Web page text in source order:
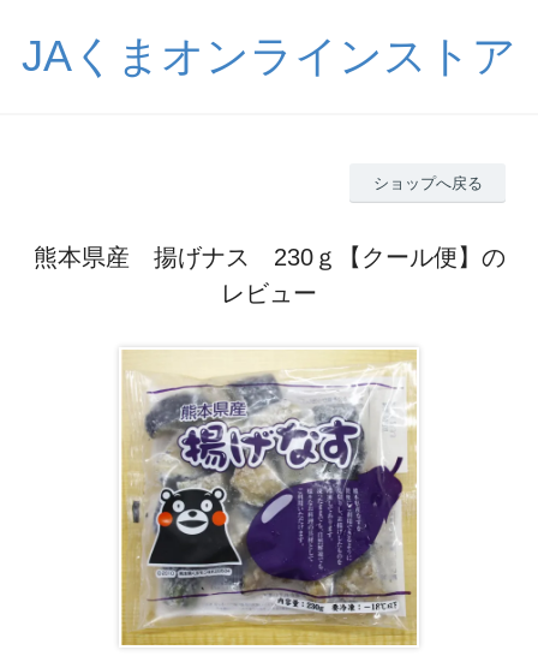
JAくまオンラインストア
ショップへ戻る
熊本県産 揚げナス 230ｇ【クール便】の
レビュー